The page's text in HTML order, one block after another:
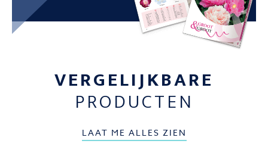
VERGELIJKBARE
PRODUCTEN
LAAT ME ALLES ZIEN